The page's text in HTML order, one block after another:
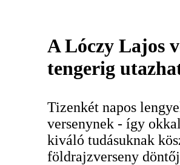
A Lóczy Lajos
tengerig
Tizenkét napos
versenynek - így
kiváló tudásuknak
földrajzverseny